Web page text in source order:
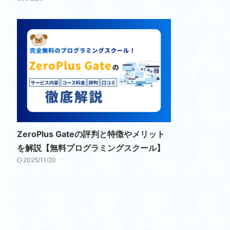
ZeroPlus Gateの評判と特徴やメリット
を解説【無料プログラミングスクール】
2025/11/20